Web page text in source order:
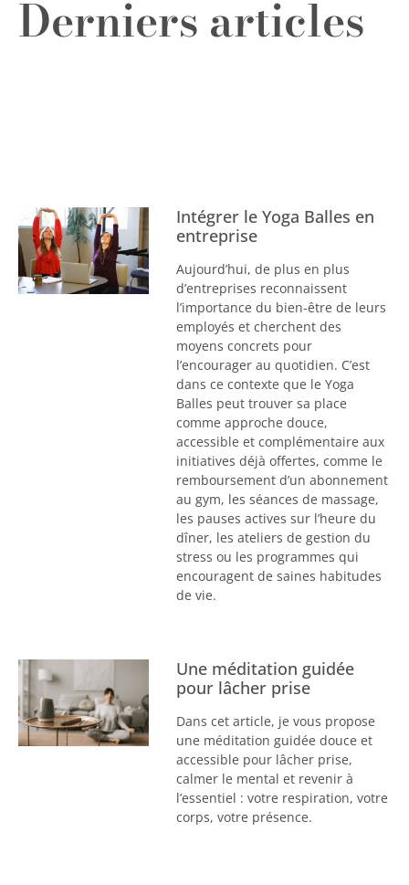
Derniers articles
Intégrer le Yoga Balles en
entreprise
Aujourd’hui, de plus en plus
d’entreprises reconnaissent
l’importance du bien-être de leurs
employés et cherchent des
moyens concrets pour
l’encourager au quotidien. C’est
dans ce contexte que le Yoga
Balles peut trouver sa place
comme approche douce,
accessible et complémentaire aux
initiatives déjà offertes, comme le
remboursement d’un abonnement
au gym, les séances de massage,
les pauses actives sur l’heure du
dîner, les ateliers de gestion du
stress ou les programmes qui
encouragent de saines habitudes
de vie.
Une méditation guidée
pour lâcher prise
Dans cet article, je vous propose
une méditation guidée douce et
accessible pour lâcher prise,
calmer le mental et revenir à
l’essentiel : votre respiration, votre
corps, votre présence.